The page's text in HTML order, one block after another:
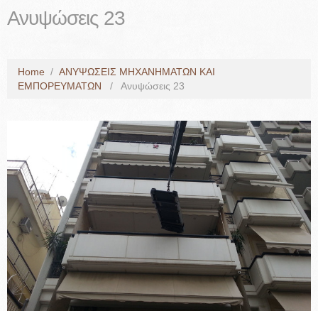
Ανυψώσεις 23
Home / ΑΝΥΨΩΣΕΙΣ ΜΗΧΑΝΗΜΑΤΩΝ ΚΑΙ
ΕΜΠΟΡΕΥΜΑΤΩΝ
/ Ανυψώσεις 23